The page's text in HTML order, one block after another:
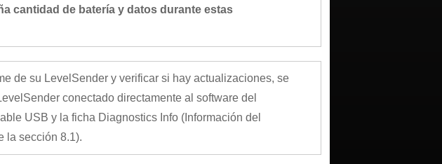
cantidad de batería y datos durante estas
de su LevelSender y verificar si hay actualizaciones, se
conectado directamente al software del
USB y la ficha Diagnostics Info (Información del
la sección 8.1).